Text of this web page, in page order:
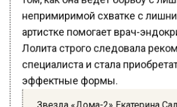
непримиримой схватке с
Лолита строго следовала
специалиста и стала
эффектные формы.
Звезда «Дома-2» Екатерина